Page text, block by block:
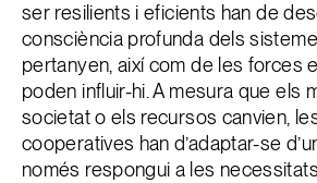
ser resilients i eficients han de
consciència profunda dels
pertanyen, així com de les forces
poden influir-hi. A mesura que els
societat o els recursos canvien,
cooperatives han d’adaptar-se
només respongui a les